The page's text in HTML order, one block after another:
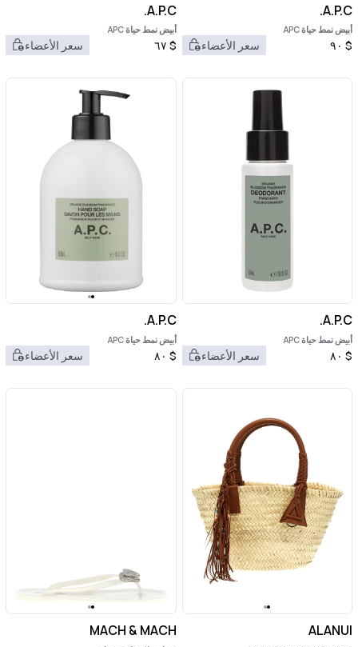
A.P.C.
أبيض نمط حياة APC
$ ٩٠ سعر الأعضاء
A.P.C.
أبيض نمط حياة APC
$ ٦٧ سعر الأعضاء
A.P.C.
أبيض نمط حياة APC
$ ٨٠ سعر الأعضاء
A.P.C.
أبيض نمط حياة APC
$ ٨٠ سعر الأعضاء
ALANUI
MACH & MACH